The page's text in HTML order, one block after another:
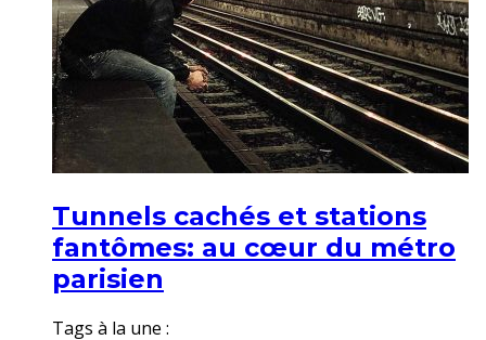
Tunnels cachés et stations
fantômes: au cœur du métro
parisien
Tags à la une :